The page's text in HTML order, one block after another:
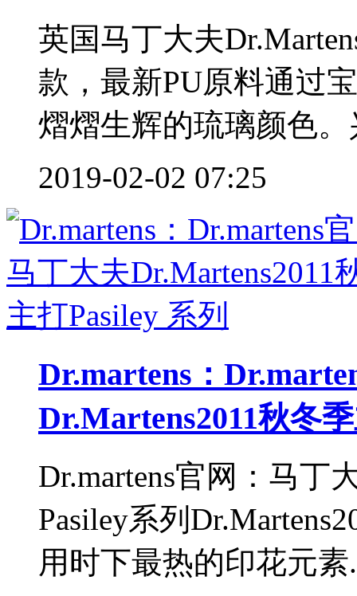
英国马丁大夫
款，最新PU原料通过
熠熠生辉的琉璃颜色。
2019-02-02 07:25
Dr.martens：
Dr.Martens2011秋冬
Dr.martens官网：马丁
Pasiley系列
用时下最热的印花元素